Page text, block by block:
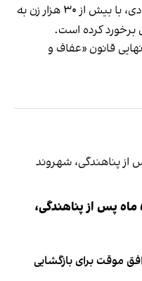
جمهوری اسلامی در سال ۲۰۲۴ میلادی، با بیش از ۳۰ هزار زن به
برخورد کرده است.
نهایی قانون «عفاف و
دو فوتبالیست زن ایرانی ۵ ماه پس از پناهندگی،
موقت برای بازگشایی